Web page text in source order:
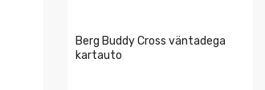
Berg Buddy Cross väntadega
kartauto